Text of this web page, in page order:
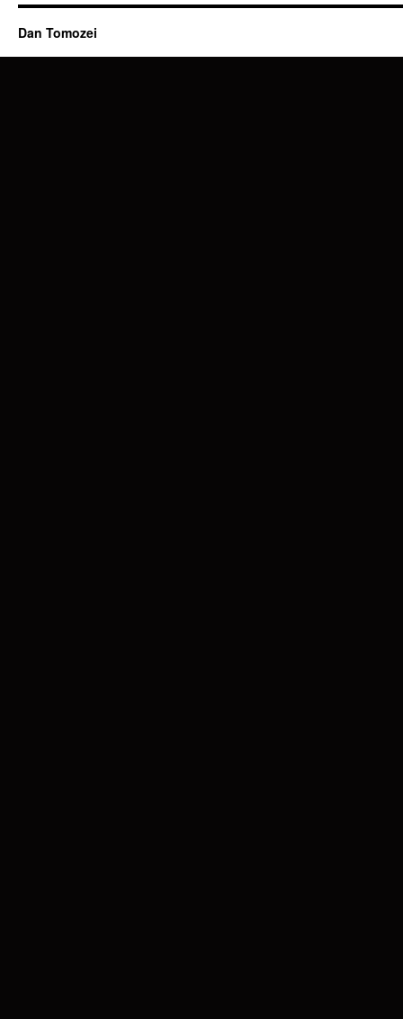
Dan Tomozei